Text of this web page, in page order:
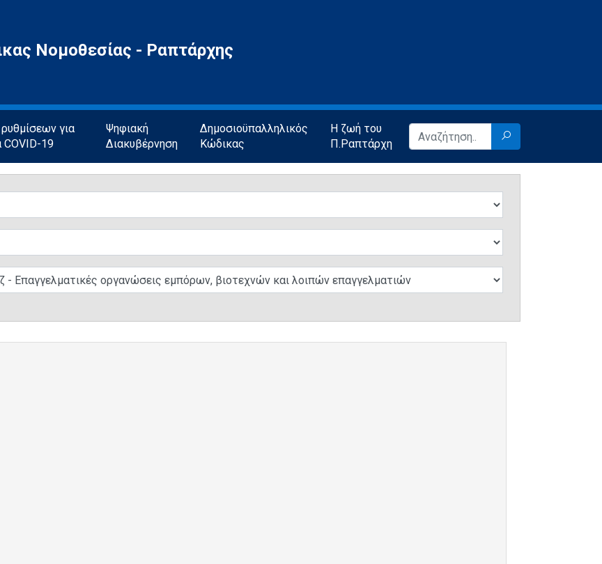
Νομοθεσίας - Ραπτάρχης
για
COVID-19
Ψηφιακή
Διακυβέρνηση
Δημοσιοϋπαλληλικός
Κώδικας
Η ζωή του
Π.Ραπτάρχη